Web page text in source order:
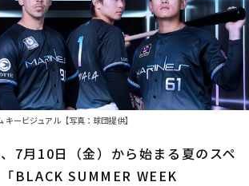
区
区
本ハムファイターズ
キービジュアル【写真：球団提供】
7月10日（金）から始まる夏のスペ
BLACK SUMMER WEEK